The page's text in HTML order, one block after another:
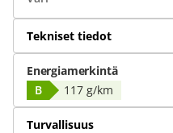
Tekniset tiedot
Energiamerkintä
B
117 g/km
Turvallisuus